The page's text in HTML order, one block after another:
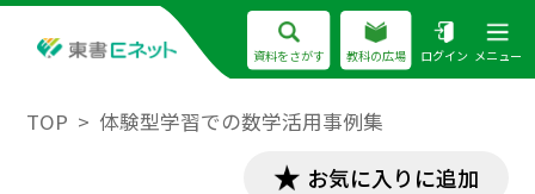
資料をさがす 教科の広場 ログイン メニュー
TOP 体験型学習での数学活用事例集
お気に入りに追加